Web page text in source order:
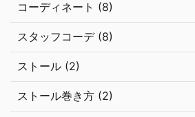
コーディネート (8)
スタッフコーデ (8)
ストール (2)
ストール巻き方 (2)